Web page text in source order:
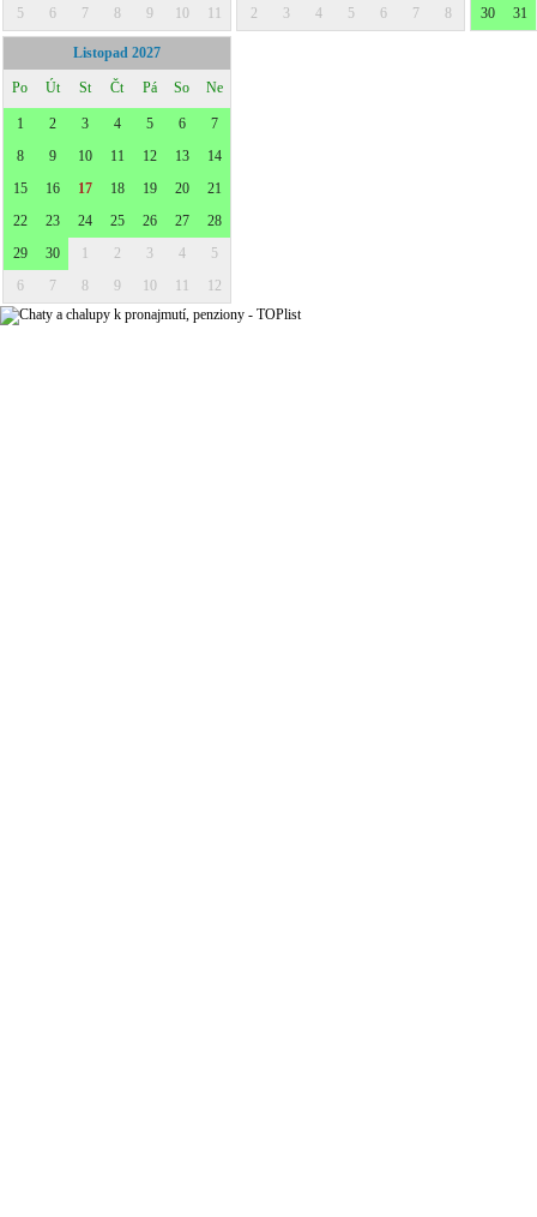
5
6 7 8 9 10 11
2
3 4 5 6 7 8
30
31
Listopad 2027
Po Út St Čt Pá So Ne
1 2 3 4 5 6
7
8
9 10 11 12 13
14
15
16 17 18 19 20
21
22
23 24 25 26 27
28
29
30 1 2 3 4
5
6
7 8 9 10 11 12